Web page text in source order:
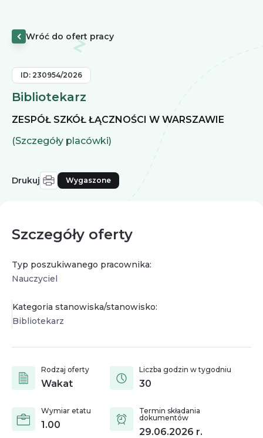
Wróć do ofert pracy
ID: 230954/2026
Bibliotekarz
ZESPÓŁ SZKÓŁ ŁĄCZNOŚCI W WARSZAWIE
(Szczegóły placówki)
Drukuj Wygaszone
Szczegóły oferty
Typ poszukiwanego pracownika:
Nauczyciel
Kategoria stanowiska/stanowisko:
Bibliotekarz
Rodzaj oferty
Wakat
Liczba godzin w tygodniu
30
Wymiar etatu
1.00
Termin składania
dokumentów
29.06.2026 r.